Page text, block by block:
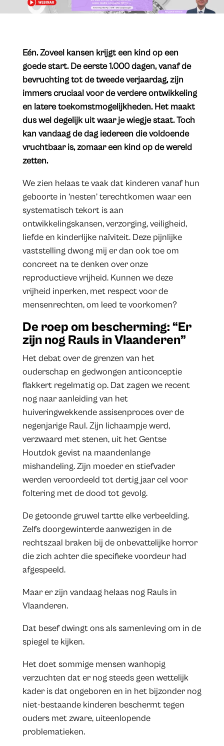
​Eén. Zoveel kansen krijgt een kind op een
goede start. De eerste 1.000 dagen, vanaf de
bevruchting tot de tweede verjaardag, zijn
immers cruciaal voor de verdere ontwikkeling
en latere toekomstmogelijkheden. Het maakt
dus wel degelijk uit waar je wiegje staat. Toch
kan vandaag de dag iedereen die voldoende
vruchtbaar is, zomaar een kind op de wereld
zetten.
We zien helaas te vaak dat kinderen vanaf hun
geboorte in ‘nesten’ terechtkomen waar een
systematisch tekort is aan
ontwikkelingskansen, verzorging, veiligheid,
liefde en kinderlijke naïviteit. Deze pijnlijke
vaststelling dwong mij er dan ook toe om
concreet na te denken over onze
reproductieve vrijheid. Kunnen we deze
vrijheid inperken, met respect voor de
mensenrechten, om leed te voorkomen?
De roep om bescherming: “Er
zijn nog Rauls in Vlaanderen”
Het debat over de grenzen van het
ouderschap en gedwongen anticonceptie
flakkert regelmatig op. Dat zagen we recent
nog naar aanleiding van het
huiveringwekkende assisenproces over de
negenjarige Raul. Zijn lichaampje werd,
verzwaard met stenen, uit het Gentse
Houtdok gevist na maandenlange
mishandeling. Zijn moeder en stiefvader
werden veroordeeld tot dertig jaar cel voor
foltering met de dood tot gevolg.
De getoonde gruwel tartte elke verbeelding.
Zelfs doorgewinterde aanwezigen in de
rechtszaal braken bij de onbevattelijke horror
die zich achter die specifieke voordeur had
afgespeeld.
Maar er zijn vandaag helaas nog Rauls in
Vlaanderen.
Dat besef dwingt ons als samenleving om in de
spiegel te kijken.
Het doet sommige mensen wanhopig
verzuchten dat er nog steeds geen wettelijk
kader is dat ongeboren en in het bijzonder nog
niet-bestaande kinderen beschermt tegen
ouders met zware, uiteenlopende
problematieken.